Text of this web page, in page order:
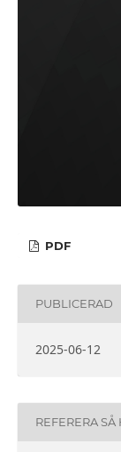
PDF
PUBLICERAD
2025-06-12
REFERERA SÅ